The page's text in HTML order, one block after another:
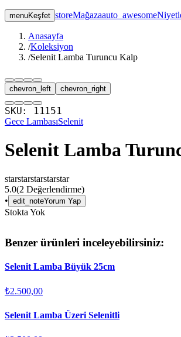
menuKeşfet storeMağazaauto_awesome
Anasayfa
/Koleksiyon
/Selenit Lamba Turuncu Kalp
chevron_left chevron_right
SKU: 11151
Gece LambasıSelenit
Selenit Lamba
starstarstarstarstar
5.0(2 Değerlendirme)
• edit_noteYorum Yap
Stokta Yok
Benzer ürünleri inceleyebilirsiniz:
Selenit Lamba Büyük 25cm
₺2.500,00
Selenit Lamba Üzeri Selenitli